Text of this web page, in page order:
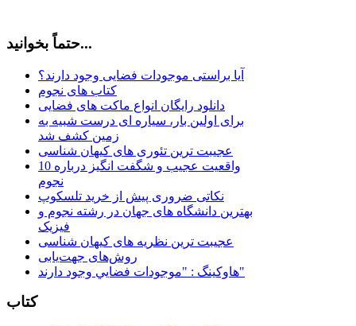
حتماً بخوانید...
آیا براستی موجودات فضایی وجود دارند؟
کتاب های نجوم
دانلود رایگان انواع ماکت های فضایی
برای اولین بار، سیاره ای درست شبیه به
زمین کشف شد
عجیبت ترین تئوری های کیهان شناسی
10 واقعیت عجیب و شگفت انگیز درباره
نجوم
نکاتی ضروری پیش از خرید تلسکوپ
بهترین دانشگاه های جهان در رشته نجوم و
فیزیک
عجیبت ترین نظریه های کیهان شناسی
روش‌های جهت‌یابی
هاوكينگ : "موجودات فضايي وجود دارند"
کتاب